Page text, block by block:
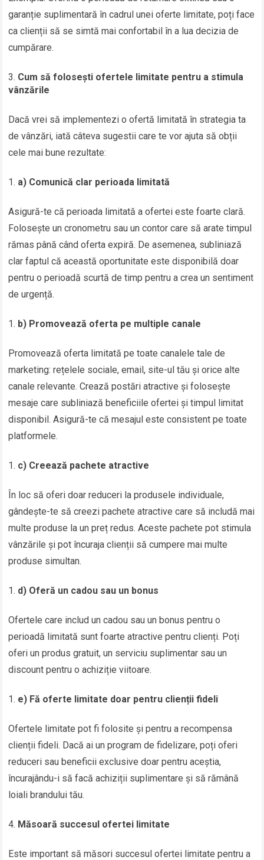
garanție suplimentară în cadrul unei oferte limitate, poți face
ca clienții să se simtă mai confortabil în a lua decizia de
cumpărare.
Cum să folosești ofertele limitate pentru a stimula
vânzările
Dacă vrei să implementezi o ofertă limitată în strategia ta
de vânzări, iată câteva sugestii care te vor ajuta să obții
cele mai bune rezultate:
a) Comunică clar perioada limitată
Asigură-te că perioada limitată a ofertei este foarte clară.
Folosește un cronometru sau un contor care să arate timpul
rămas până când oferta expiră. De asemenea, subliniază
clar faptul că această oportunitate este disponibilă doar
pentru o perioadă scurtă de timp pentru a crea un sentiment
de urgență.
b) Promovează oferta pe multiple canale
Promovează oferta limitată pe toate canalele tale de
marketing: rețelele sociale, email, site-ul tău și orice alte
canale relevante. Crează postări atractive și folosește
mesaje care subliniază beneficiile ofertei și timpul limitat
disponibil. Asigură-te că mesajul este consistent pe toate
platformele.
c) Creează pachete atractive
În loc să oferi doar reduceri la produsele individuale,
gândește-te să creezi pachete atractive care să includă mai
multe produse la un preț redus. Aceste pachete pot stimula
vânzările și pot încuraja clienții să cumpere mai multe
produse simultan.
d) Oferă un cadou sau un bonus
Ofertele care includ un cadou sau un bonus pentru o
perioadă limitată sunt foarte atractive pentru clienți. Poți
oferi un produs gratuit, un serviciu suplimentar sau un
discount pentru o achiziție viitoare.
e) Fă oferte limitate doar pentru clienții fideli
Ofertele limitate pot fi folosite și pentru a recompensa
clienții fideli. Dacă ai un program de fidelizare, poți oferi
reduceri sau beneficii exclusive doar pentru aceștia,
încurajându-i să facă achiziții suplimentare și să rămână
loiali brandului tău.
Măsoară succesul ofertei limitate
Este important să măsori succesul ofertei limitate pentru a